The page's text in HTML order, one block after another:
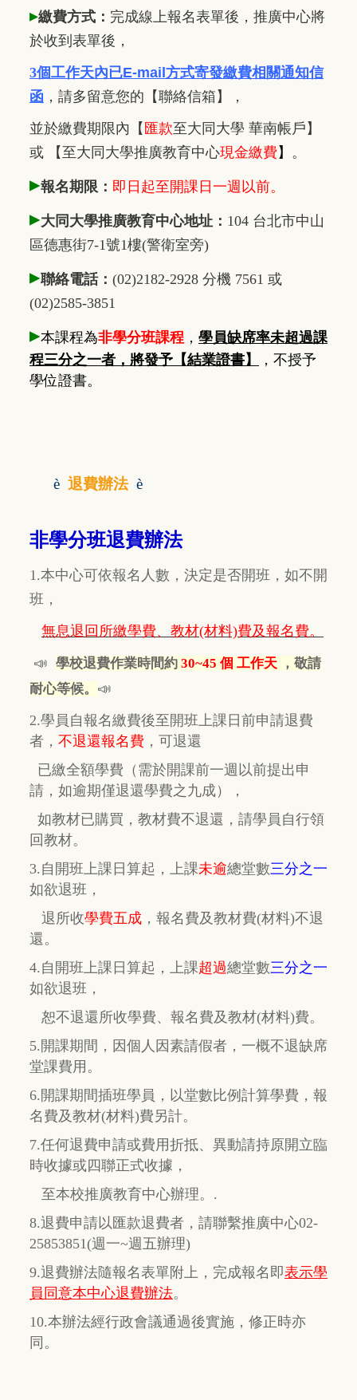
▸繳費方式： 完成線上報名表單後，推廣中心將
於收到表單後，
3個工作天內已E-mail方式寄發繳費相關通知信
函 ， 請多留意您的【聯絡信箱】，
並於繳費期限內 【 匯款至大同大學 華南帳戶】
或 【至大同大學推廣教育中心現金繳費 】 。
▸報名期限： 即日起至開課日一週以前。
▸大同大學推廣教育中心地址： 104 台北市中山
區德惠街7-1號1樓(警衛室旁)
▸聯絡電話： (02)2182-2928 分機 7561 或
(02)2585-3851
▸本課程為非學分班課程 ， 學員缺席率未超過課
程三分之一者，將發予【結業證書】
，不授予
學位證書。
è 退費辦法 è
非學分班退費辦法
1.本中心可依報名人數，決定是否開班，如不開
班，
無息退回所繳學費、教材(材料)費及報名費。
📣 學校退費作業時間約 30~45 個 工作天 ，敬請
耐心等候。 📣
2.學員自報名繳費後至開班上課日前申請退費
者， 不退還報名費 ， 可退還
已繳全額學費 （需於開課前一週以前提出申
請，如逾期僅退還學費之九成），
如教材已購買，教材費不退還， 請學員自行領
回教材。
3.自開班上課日算起，上課未逾總堂數三分之一
如欲退班，
退所收學費五成 ， 報名費及教材費(材料)不退
還。
4.自開班上課日算起，上課超過總堂數三分之一
如欲退班，
恕不退還所收學費、報名費及教材(材料)費。
5.開課期間，因個人因素請假者，一概不退缺席
堂課費用。
6.開課期間插班學員，以堂數比例計算學費，報
名費及教材(材料)費另計。
7.任何退費申請或費用折抵、異動請持原開立臨
時收據或四聯正式收據，
至本校推廣教育中心辦理。.
8.退費申請以匯款退費者，請聯繫推廣中心02-
25853851(週一~週五辦理)
9.退費辦法隨報名表單附上，完成報名即表示學
員同意本中心退費辦法。
10.本辦法經行政會議通過後實施，修正時亦
同。